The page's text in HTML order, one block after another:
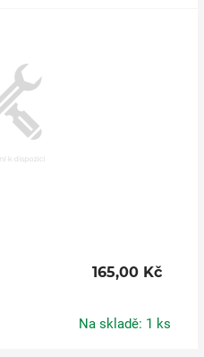
165,00 Kč
Na skladě: 1 ks